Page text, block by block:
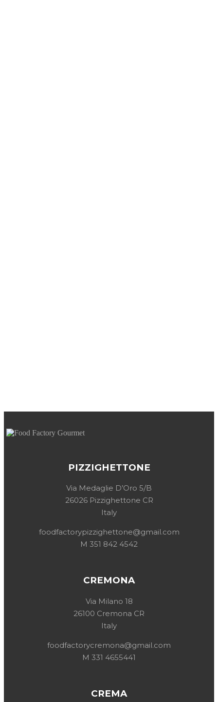
PIZZIGHETTONE
Via Medaglie D’Oro 5/B
26026 Pizzighettone CR
Italy
foodfactorypizzighettone@gmail.com
M 351 842 4542
CREMONA
Via Milano 18
26100 Cremona CR
Italy
foodfactorycremona@gmail.com
M 331 4655441
CREMA